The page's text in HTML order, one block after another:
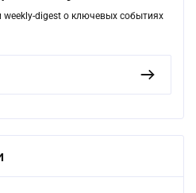
digest о ключевых событиях